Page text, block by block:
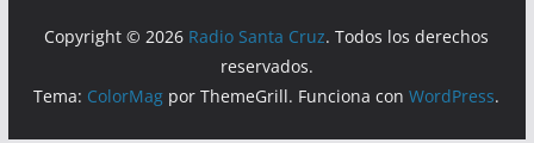
Copyright © 2026 Radio Santa Cruz. Todos los derechos
reservados.
Tema: ColorMag por ThemeGrill. Funciona conWordPress.